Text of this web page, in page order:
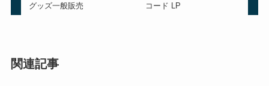
グッズ一般販売
コード LP
関連記事